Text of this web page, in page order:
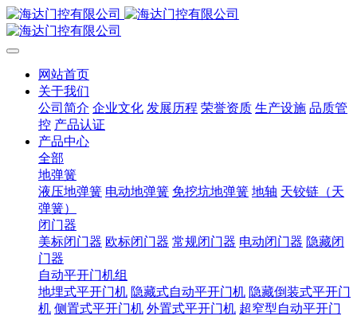
网站首页
关于我们
公司简介 企业文化 发展历程 荣誉资质 生产设施 品质管
控 产品认证
产品中心
全部
地弹簧
液压地弹簧 电动地弹簧 免挖坑地弹簧 地轴 天铰链（天
弹簧）
闭门器
美标闭门器 欧标闭门器 常规闭门器 电动闭门器 隐藏闭
门器
自动平开门机组
地埋式平开门机 隐藏式自动平开门机 隐藏倒装式平开门
机 侧置式平开门机 外置式平开门机 超窄型自动平开门